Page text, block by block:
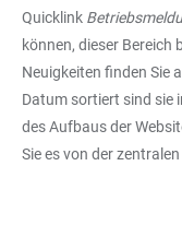
Quicklink
können, dieser
Neuigkeiten finden Sie
Datum sortiert sind sie
des Aufbaus der
Sie es von der